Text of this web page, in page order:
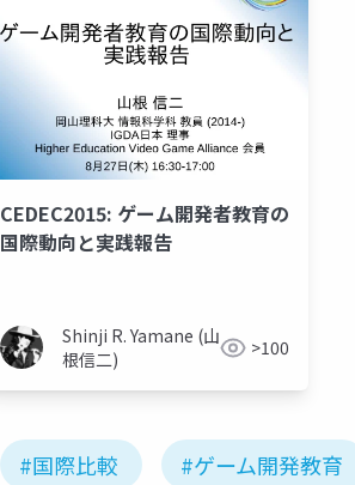
CEDEC2015: ゲーム開発者教育の
国際動向と実践報告
Shinji R. Yamane (山
根信二)
>100
#国際比較 #ゲーム開発教育